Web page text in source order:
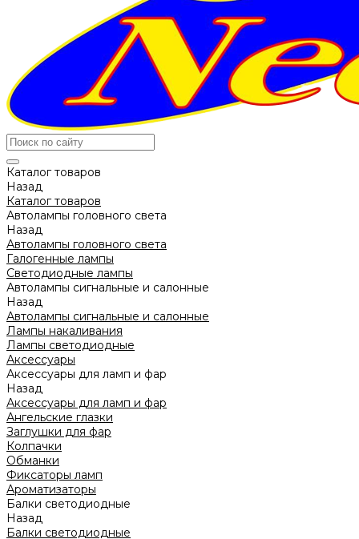
Каталог товаров
Назад
Каталог товаров
Автолампы головного света
Назад
Автолампы головного света
Галогенные лампы
Светодиодные лампы
Автолампы сигнальные и салонные
Назад
Автолампы сигнальные и салонные
Лампы накаливания
Лампы светодиодные
Аксессуары
Аксессуары для ламп и фар
Назад
Аксессуары для ламп и фар
Ангельские глазки
Заглушки для фар
Колпачки
Обманки
Фиксаторы ламп
Ароматизаторы
Балки светодиодные
Назад
Балки светодиодные